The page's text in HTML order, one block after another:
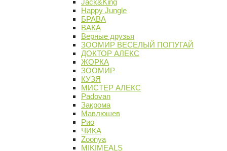
Jack&King
Happy Jungle
БРАВА
ВАКА
Верные друзья
ЗООМИР ВЕСЕЛЫЙ ПОПУГАЙ
ДОКТОР АЛЕКС
ЖОРКА
ЗООМИР
КУЗЯ
МИСТЕР АЛЕКС
Padovan
Закрома
Мавлюшев
Рио
ЧИКА
Zoonya
MIKIMEALS